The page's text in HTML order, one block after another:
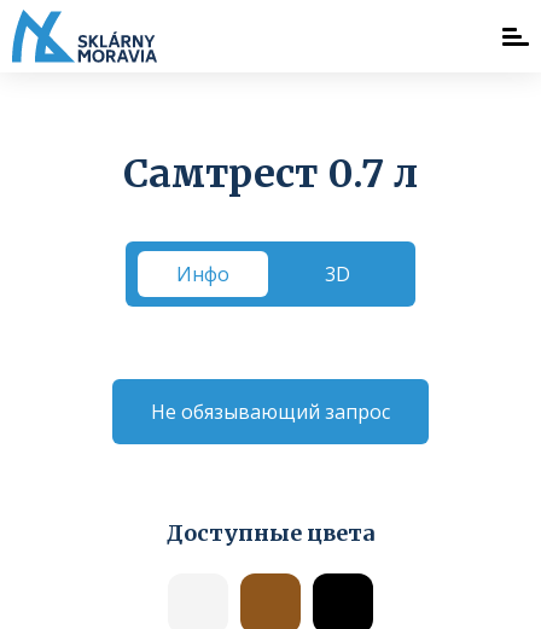
Самтрест 0.7 л
Инфо 3D
Не обязывающий запрос
Доступные цвета